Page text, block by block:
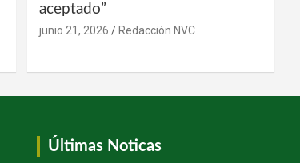
aceptado”
junio 21, 2026 Redacción NVC
Últimas Noticas